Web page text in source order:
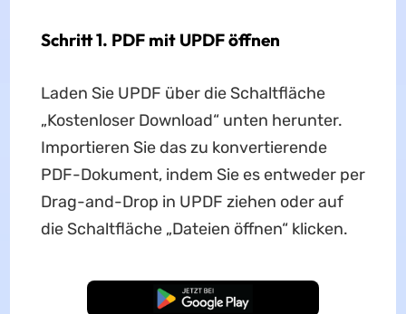
Schritt 1. PDF mit UPDF öffnen
Laden Sie UPDF über die Schaltfläche
„Kostenloser Download“ unten herunter.
Importieren Sie das zu konvertierende
PDF-Dokument, indem Sie es entweder per
Drag-and-Drop in UPDF ziehen oder auf
die Schaltfläche „Dateien öffnen“ klicken.
Kostenloser Download